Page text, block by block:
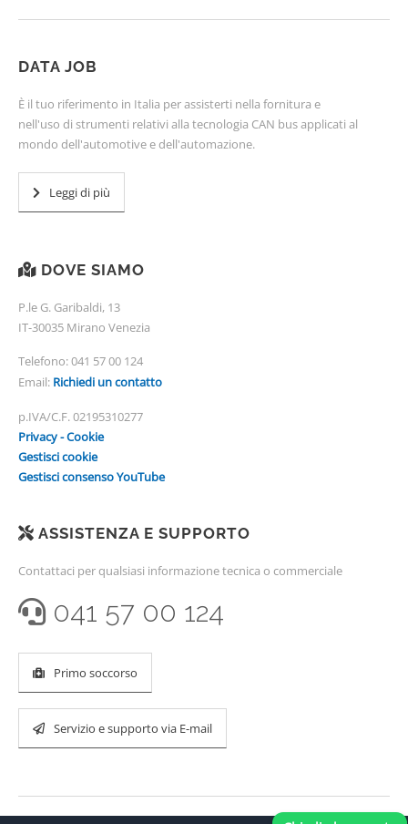
DATA JOB
È il tuo riferimento in Italia per assisterti nella fornitura e
nell'uso di strumenti relativi alla tecnologia CAN bus applicati al
mondo dell'automotive e dell'automazione.
Leggi di più
DOVE SIAMO
P.le G. Garibaldi, 13
IT-30035 Mirano Venezia
Telefono:041 57 00 124
Email: Richiedi un contatto
p.IVA/C.F. 02195310277
Privacy - Cookie
Gestisci cookie
Gestisci consenso YouTube
ASSISTENZA E SUPPORTO
Contattaci per qualsiasi informazione tecnica o commerciale
041 57 00 124
Primo soccorso
Servizio e supporto via E-mail